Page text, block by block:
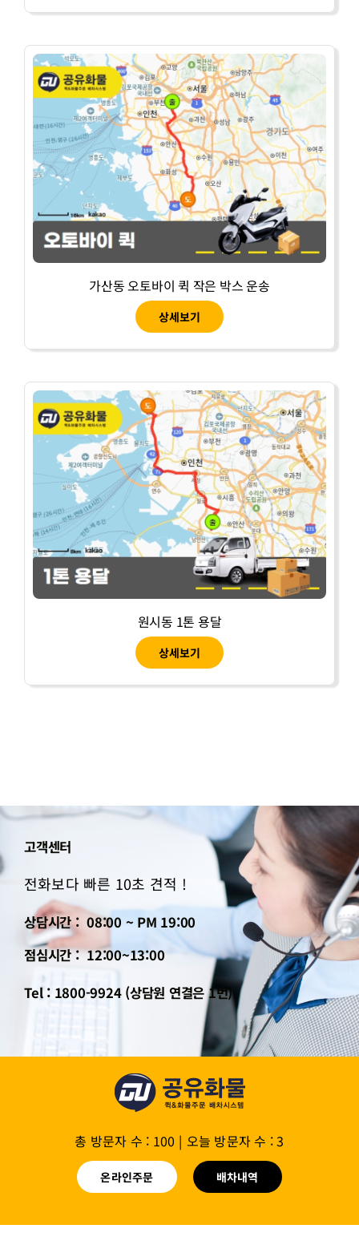
가산동 오토바이 퀵 작은 박스 운송
상세보기
원시동 1톤 용달
상세보기
고객센터
전화보다 빠른 10초 견적 !
상담시간 : 08:00 ~ PM 19:00
점심시간 : 12:00~13:00
Tel : 1800-9924 (상담원 연결은 1번)
총 방문자 수 : 100 | 오늘 방문자 수 : 3
온라인주문 배차내역